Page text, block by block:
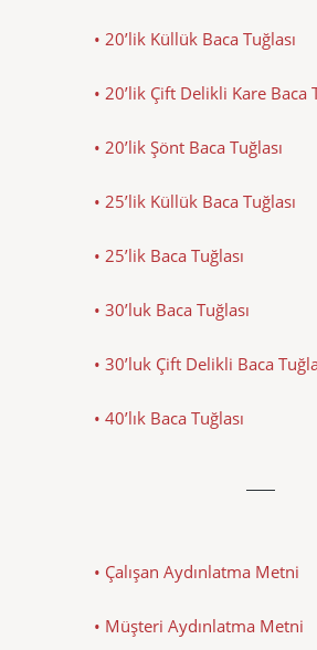
• 20’lik Küllük Baca Tuğlası
• 20’lik Çift Delikli Kare Baca
• 20’lik Şönt Baca Tuğlası
• 25’lik Küllük Baca Tuğlası
• 25’lik Baca Tuğlası
• 30’luk Baca Tuğlası
• 30’luk Çift Delikli Baca
• 40’lık Baca Tuğlası
• Çalışan Aydınlatma Metni
• Müşteri Aydınlatma Metni